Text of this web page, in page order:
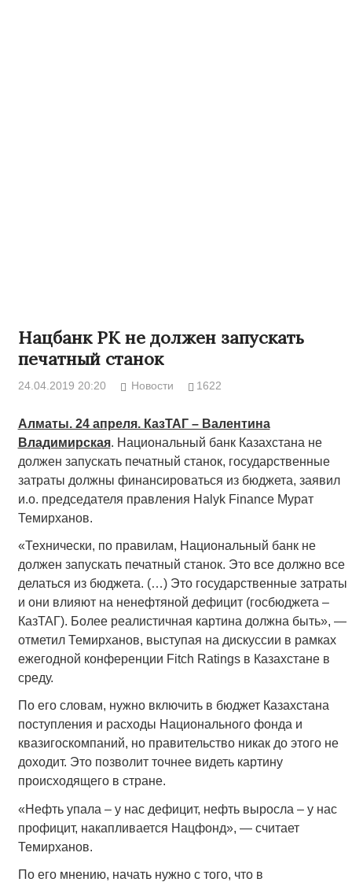
Нацбанк РК не должен запускать
печатный станок
24.04.2019 20:20 Новости 1622
Алматы. 24 апреля. КазТАГ – Валентина
Владимирская. Национальный банк Казахстана не
должен запускать печатный станок, государственные
затраты должны финансироваться из бюджета, заявил
и.о. председателя правления Halyk Finance Мурат
Темирханов.
«Технически, по правилам, Национальный банк не
должен запускать печатный станок. Это все должно все
делаться из бюджета. (…) Это государственные затраты
и они влияют на ненефтяной дефицит (госбюджета –
КазТАГ). Более реалистичная картина должна быть», —
отметил Темирханов, выступая на дискуссии в рамках
ежегодной конференции Fitch Ratings в Казахстане в
среду.
По его словам, нужно включить в бюджет Казахстана
поступления и расходы Национального фонда и
квазигоскомпаний, но правительство никак до этого не
доходит. Это позволит точнее видеть картину
происходящего в стране.
«Нефть упала – у нас дефицит, нефть выросла – у нас
профицит, накапливается Нацфонд», — считает
Темирханов.
По его мнению, начать нужно с того, что в